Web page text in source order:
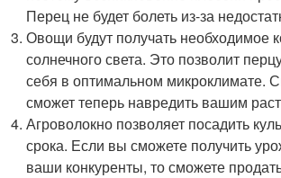
Перец не будет болеть из-за
Овощи будут получать необходимое
солнечного света. Это позволит
себя в оптимальном микроклимате.
сможет теперь навредить вашим
Агроволокно позволяет посадить
срока. Если вы сможете получить
ваши конкуренты, то сможете